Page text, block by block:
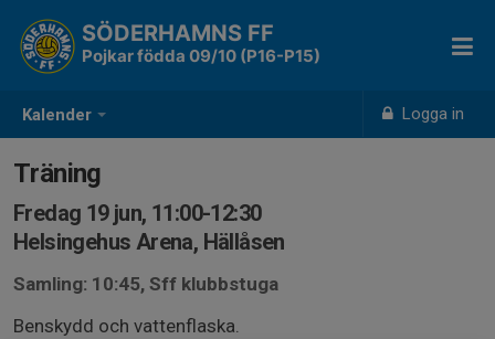
Kalender Logga in
SÖDERHAMNS FF
Pojkar födda 09/10 (P16-P15)
Träning
Fredag 19 jun, 11:00-12:30
Helsingehus Arena, Hällåsen
Samling: 10:45, Sff klubbstuga
Benskydd och vattenflaska.